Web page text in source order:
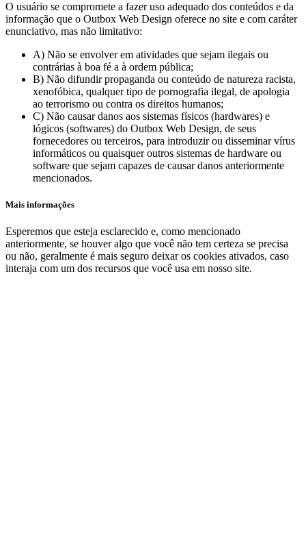
O usuário se compromete a fazer uso adequado dos conteúdos e da
informação que o Outbox Web Design oferece no site e com caráter
enunciativo, mas não limitativo:
A) Não se envolver em atividades que sejam ilegais ou
contrárias à boa fé a à ordem pública;
B) Não difundir propaganda ou conteúdo de natureza racista,
xenofóbica, qualquer tipo de pornografia ilegal, de apologia
ao terrorismo ou contra os direitos humanos;
C) Não causar danos aos sistemas físicos (hardwares) e
lógicos (softwares) do Outbox Web Design, de seus
fornecedores ou terceiros, para introduzir ou disseminar vírus
informáticos ou quaisquer outros sistemas de hardware ou
software que sejam capazes de causar danos anteriormente
mencionados.
Mais informações
Esperemos que esteja esclarecido e, como mencionado
anteriormente, se houver algo que você não tem certeza se precisa
ou não, geralmente é mais seguro deixar os cookies ativados, caso
interaja com um dos recursos que você usa em nosso site.